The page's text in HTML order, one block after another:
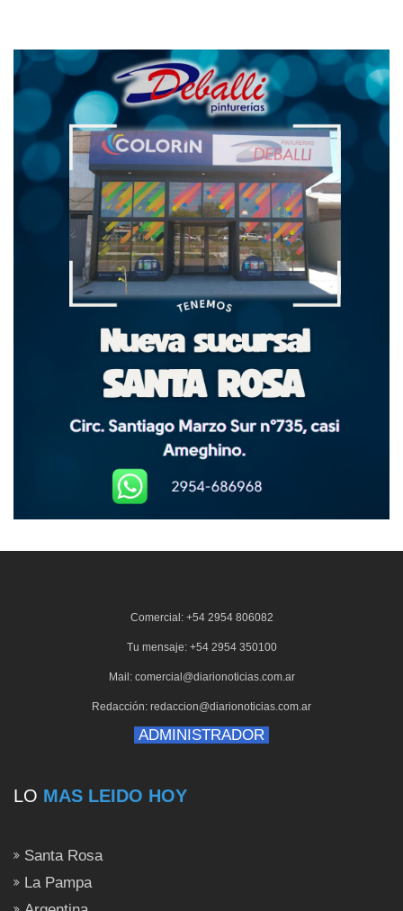
Comercial: +54 2954 806082
Tu mensaje: +54 2954 350100
Mail: comercial@diarionoticias.com.ar
Redacción: redaccion@diarionoticias.com.ar
ADMINISTRADOR
LO MAS LEIDO HOY
Santa Rosa
La Pampa